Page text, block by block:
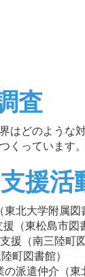
査
はどのような
くっています。
援活
北大学附属図
（東松島市図
援（南三陸町図
町図書館）
派遣仲介（東